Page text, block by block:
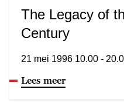
The Legacy of
Century
21 mei 1996 10.00 -
Lees meer